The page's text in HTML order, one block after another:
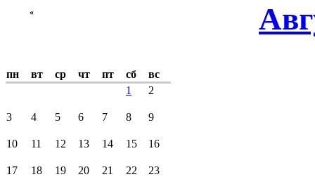
«
пн вт ср чт пт сб
вс
1
2
3 4 5 6 7 8 9
10 11 12 13 14 15 16
17 18 19 20 21 22 23